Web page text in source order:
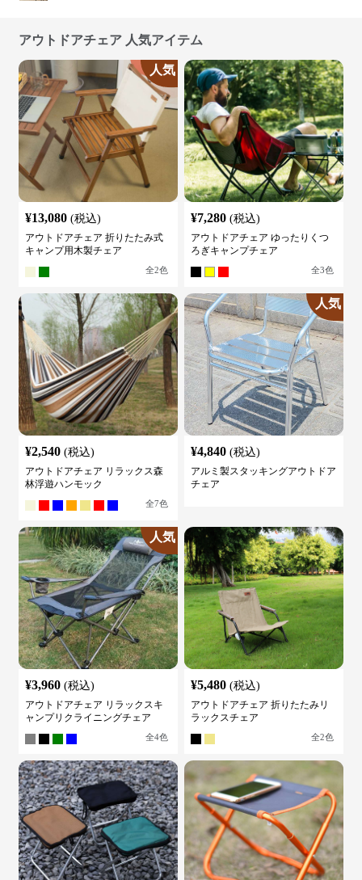
アウトドアチェア 人気アイテム
人気
¥13,080 (税込)
アウトドアチェア 折りたたみ式
キャンプ用木製チェア
全2色
¥7,280 (税込)
アウトドアチェア ゆったりくつ
ろぎキャンプチェア
全3色
¥2,540 (税込)
アウトドアチェア リラックス森
林浮遊ハンモック
全7色
人気
¥4,840 (税込)
アルミ製スタッキングアウトドア
チェア
人気
¥3,960 (税込)
アウトドアチェア リラックスキ
ャンプリクライニングチェア
全4色
¥5,480 (税込)
アウトドアチェア 折りたたみリ
ラックスチェア
全2色